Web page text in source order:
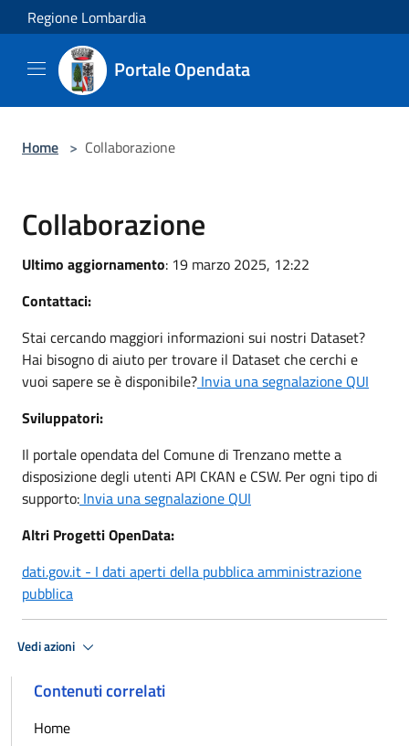
Salta al contenuto principale
Regione Lombardia
Portale Opendata
Home > Collaborazione
Collaborazione
Ultimo aggiornamento: 19 marzo 2025, 12:22
Contattaci:
Stai cercando maggiori informazioni sui nostri Dataset?
Hai bisogno di aiuto per trovare il Dataset che cerchi e
vuoi sapere se è disponibile? Invia una segnalazione QUI
Sviluppatori:
Il portale opendata del Comune di Trenzano mette a
disposizione degli utenti API CKAN e CSW. Per ogni tipo di
supporto: Invia una segnalazione QUI
Altri Progetti OpenData:
dati.gov.it - I dati aperti della pubblica amministrazione
pubblica
Vedi azioni
Contenuti correlati
Home